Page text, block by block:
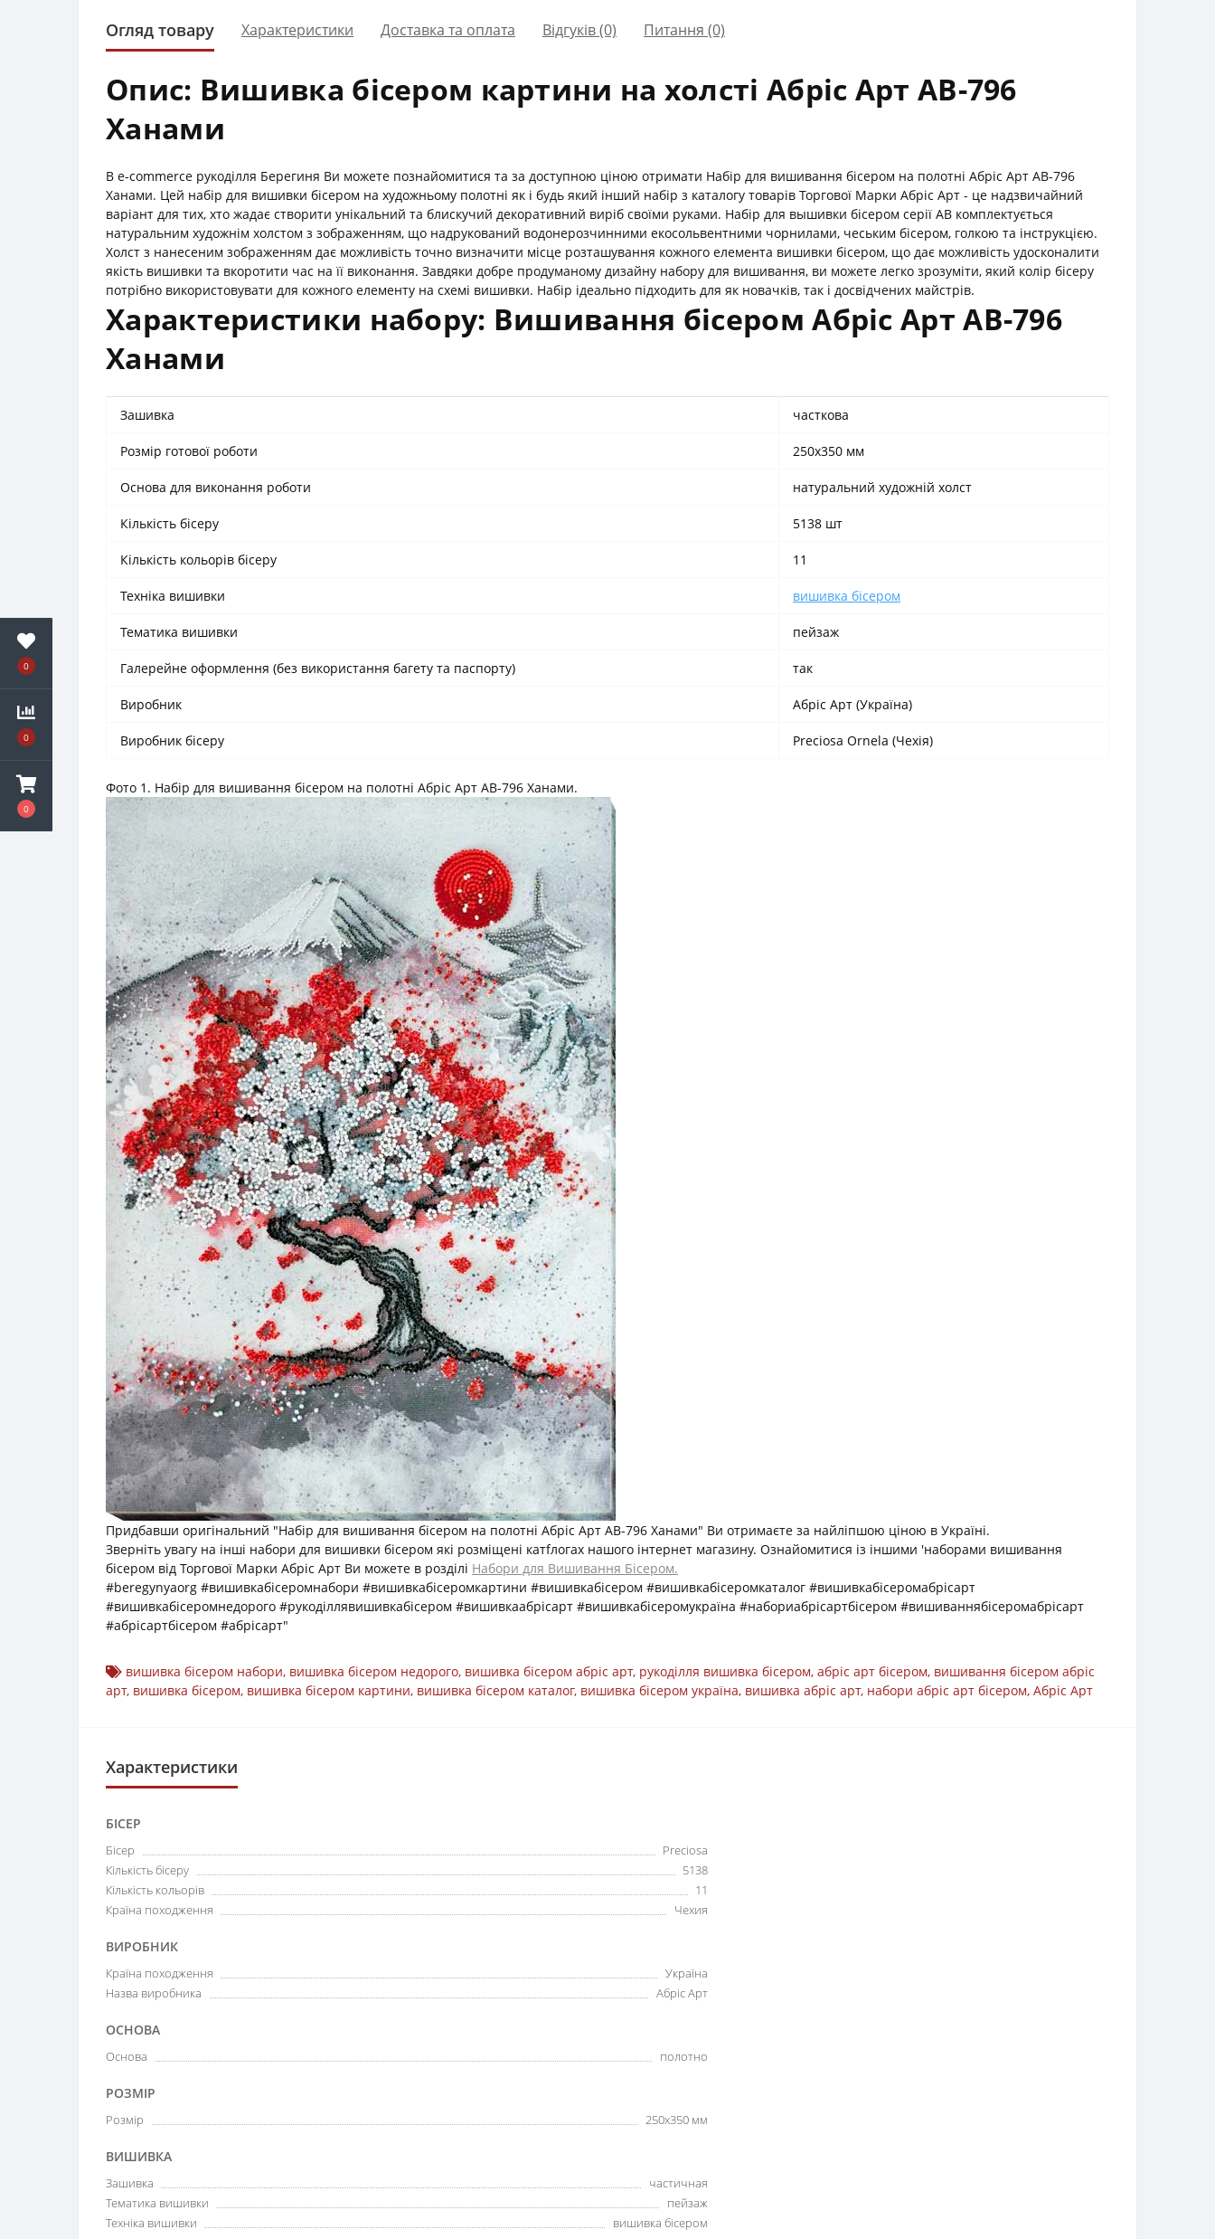
0
0
0
Огляд товару Характеристики Доставка та оплата Відгуків (0) Питання (0)
Опис: Вишивка бісером картини на холсті Абріс Арт АВ-796
Ханами
В e-commerce рукоділля Берегиня Ви можете познайомитися та за доступною ціною отримати Набір для вишивання бісером на полотні Абріс Арт АВ-796
Ханами. Цей набір для вишивки бісером на художньому полотні як і будь який інший набір з каталогу товарів Торгової Марки Абріс Арт - це надзвичайний
варіант для тих, хто жадає створити унікальний та блискучий декоративний виріб своїми руками. Набір для вышивки бісером серії АВ комплектується
натуральним художнім холстом з зображенням, що надрукований водонерозчинними екосольвентними чорнилами, чеським бісером, голкою та інструкцією.
Холст з нанесеним зображенням дає можливість точно визначити місце розташування кожного елемента вишивки бісером, що дає можливість удосконалити
якість вишивки та вкоротити час на її виконання. Завдяки добре продуманому дизайну набору для вишивання, ви можете легко зрозуміти, який колір бісеру
потрібно використовувати для кожного елементу на схемі вишивки. Набір ідеально підходить для як новачків, так і досвідчених майстрів.
Характеристики набору: Вишивання бісером Абріс Арт АВ-796
Ханами
Зашивка часткова
Розмір готової роботи 250x350 мм
Основа для виконання роботи натуральний художній холст
Кількість бісеру 5138 шт
Кількість кольорів бісеру 11
Техніка вишивки вишивка бісером
Тематика вишивки пейзаж
Галерейне оформлення (без використання багету та паспорту) так
Виробник Абріс Арт (Україна)
Виробник бісеру Preciosa Ornela (Чехія)
Фото 1. Набір для вишивання бісером на полотні Абріс Арт АВ-796 Ханами.
Придбавши оригінальний "Набір для вишивання бісером на полотні Абріс Арт АВ-796 Ханами" Ви отримаєте за найліпшою ціною в Україні.
Зверніть увагу на інші набори для вишивки бісером які розміщені катfлогах нашого інтернет магазину. Ознайомитися із іншими 'наборами вишивання
бісером від Торгової Марки Абріс Арт Ви можете в розділі Набори для Вишивання Бісером.
#beregynyaorg #вишивкабісеромнабори #вишивкабісеромкартини #вишивкабісером #вишивкабісеромкаталог #вишивкабісеромабрісарт
#вишивкабісеромнедорого #рукоділлявишивкабісером #вишивкаабрісарт #вишивкабісеромукраїна #набориабрісартбісером #вишиваннябісеромабрісарт
#абрісартбісером #абрісарт"
вишивка бісером набори, вишивка бісером недорого, вишивка бісером абріс арт, рукоділля вишивка бісером, абріс арт бісером, вишивання бісером абріс
арт, вишивка бісером, вишивка бісером картини, вишивка бісером каталог, вишивка бісером україна, вишивка абріс арт, набори абріс арт бісером, Абріс Арт
Характеристики
БІСЕР
Бісер
Preciosa
Кількість бісеру
5138
Кількість кольорів
11
Країна походження
Чехия
ВИРОБНИК
Країна походження
Україна
Назва виробника
Абріс Арт
ОСНОВА
Основа полотно
РОЗМІР
Розмір 250x350 мм
ВИШИВКА
Зашивка
частичная
Тематика вишивки
пейзаж
Техніка вишивки
вишивка бісером